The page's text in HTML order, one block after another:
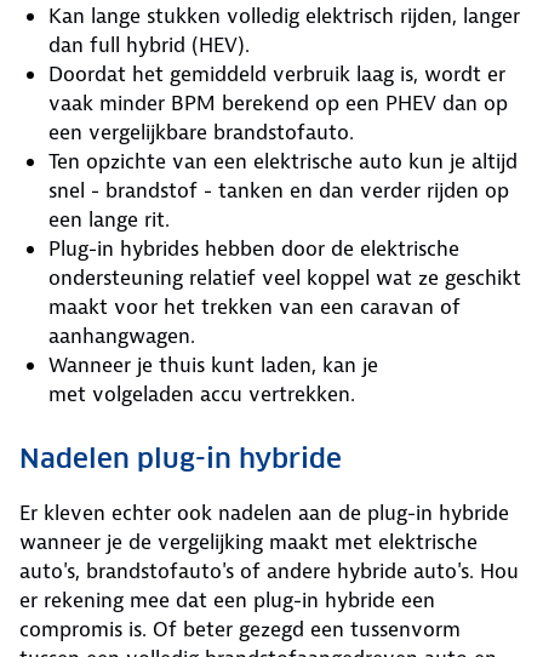
Kan lange stukken volledig elektrisch rijden, langer
dan full hybrid (HEV).
Doordat het gemiddeld verbruik laag is, wordt er
vaak minder BPM berekend op een PHEV dan op
een vergelijkbare brandstofauto.
Ten opzichte van een elektrische auto kun je altijd
snel - brandstof - tanken en dan verder rijden op
een lange rit.
Plug-in hybrides hebben door de elektrische
ondersteuning relatief veel koppel wat ze geschikt
maakt voor het trekken van een caravan of
aanhangwagen.
Wanneer je thuis kunt laden, kan je
met volgeladen accu vertrekken.
Nadelen plug-in hybride
Er kleven echter ook nadelen aan de plug-in hybride
wanneer je de vergelijking maakt met elektrische
auto's, brandstofauto's of andere hybride auto's. Hou
er rekening mee dat een plug-in hybride een
compromis is. Of beter gezegd een tussenvorm